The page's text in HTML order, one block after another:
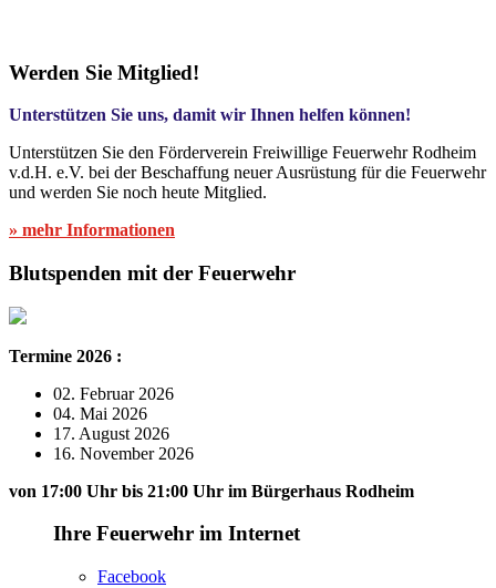
Werden Sie Mitglied!
Unterstützen Sie uns, damit wir Ihnen helfen können!
Unterstützen Sie den Förderverein Freiwillige Feuerwehr Rodheim
v.d.H. e.V. bei der Beschaffung neuer Ausrüstung für die Feuerwehr
und werden Sie noch heute Mitglied.
» mehr Informationen
Blutspenden mit der Feuerwehr
Termine 2026 :
02. Februar 2026
04. Mai 2026
17. August 2026
16. November 2026
von 17:00 Uhr bis 21:00 Uhr im Bürgerhaus Rodheim
Ihre Feuerwehr im Internet
Facebook